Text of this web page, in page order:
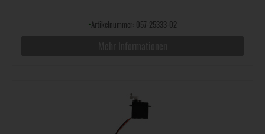
•Artikelnummer: 057-25333-02